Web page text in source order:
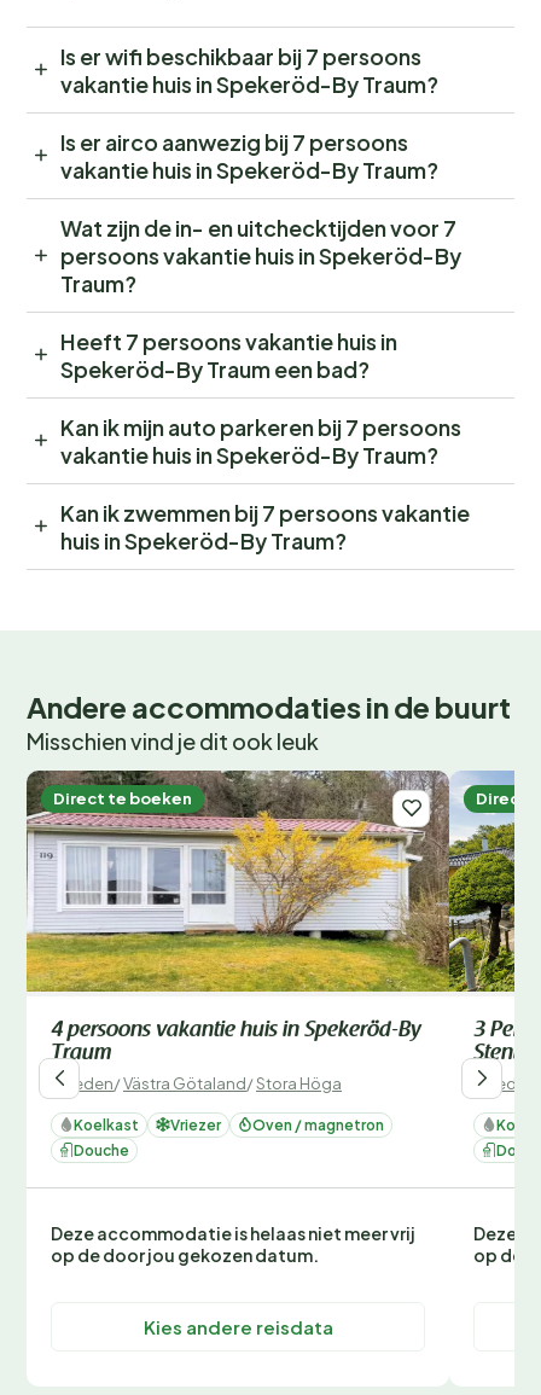
Is er wifi beschikbaar bij 7 persoons
vakantie huis in Spekeröd-By Traum?
Is er airco aanwezig bij 7 persoons
vakantie huis in Spekeröd-By Traum?
Wat zijn de in- en uitchecktijden voor 7
persoons vakantie huis in Spekeröd-By
Traum?
Heeft 7 persoons vakantie huis in
Spekeröd-By Traum een bad?
Kan ik mijn auto parkeren bij 7 persoons
vakantie huis in Spekeröd-By Traum?
Kan ik zwemmen bij 7 persoons vakantie
huis in Spekeröd-By Traum?
Andere accommodaties in de buurt
Misschien vind je dit ook leuk
Direct te boeken
4 persoons vakantie huis in Spekeröd-By
Traum
Zweden/Västra Götaland/Stora Höga
Koelkast Vriezer
Oven / magnetron
Douche
Deze accommodatie is helaas niet meer vrij
op de door jou gekozen datum.
Kies andere reisdata
Direct
3
Zweden
Deze
op de